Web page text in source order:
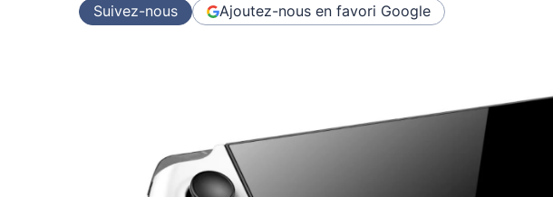
Suivez-nous Ajoutez-nous en favori Google